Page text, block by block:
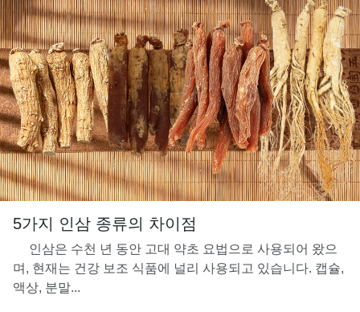
5가지 인삼 종류의 차이점
인삼은 수천 년 동안 고대 약초 요법으로 사용되어 왔으
며, 현재는 건강 보조 식품에 널리 사용되고 있습니다. 캡슐,
액상, 분말...